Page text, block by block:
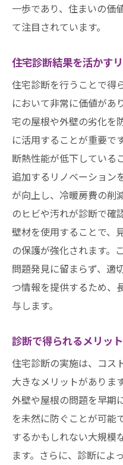
一歩であり、住まいの価
て注目されています。
住宅診断結果を活かす
住宅診断を行うことで得
において非常に価値があ
宅の屋根や外壁の劣化を
に活用することが重要で
断熱性能が低下している
追加するリノベーション
が向上し、冷暖房費の削
のヒビや汚れが診断で確
壁材を使用することで、
の保護が強化されます。
問題発見に留まらず、適
つ情報を提供するため、
与します。
診断で得られるメリッ
住宅診断の実施は、コス
大きなメリットがありま
外壁や屋根の問題を早期
を未然に防ぐことが可能
するかもしれない大規模
ます。さらに、診断によ